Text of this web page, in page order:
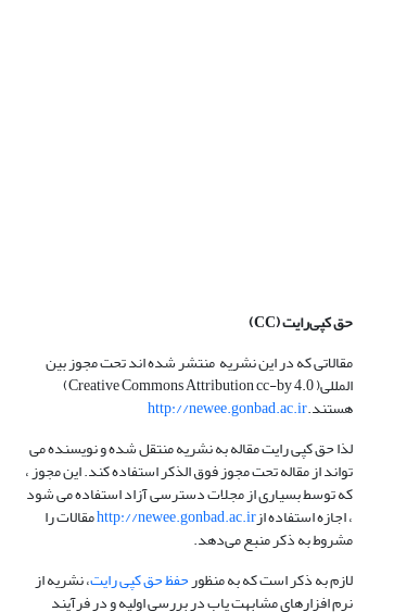
حق کپی‌رایت(CC)
مقالاتی که در این نشریه منتشر شده اند تحت مجوز بین
المللی( Creative Commons Attribution cc-by 4.0)
هستند.http://newee.gonbad.ac.ir
لذا حق کپی رایت مقاله به نشریه منتقل شده و نویسنده می
تواند از مقاله تحت مجوز فوق الذکر استفاده کند. این مجوز ،
که توسط بسیاری از مجلات دسترسی آزاد استفاده می شود
، اجازه استفاده ازhttp://newee.gonbad.ac.irمقالات را
مشروط به ذکر منبع می‌دهد.
لازم به ذکر است که به منظورحفظ حق کپی رایت، نشریه از
نرم افزارهای مشابهت یاب در بررسی اولیه و در فرآیند